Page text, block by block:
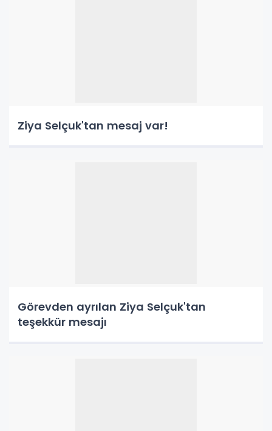
Ziya Selçuk'tan mesaj var!
Görevden ayrılan Ziya Selçuk'tan
teşekkür mesajı